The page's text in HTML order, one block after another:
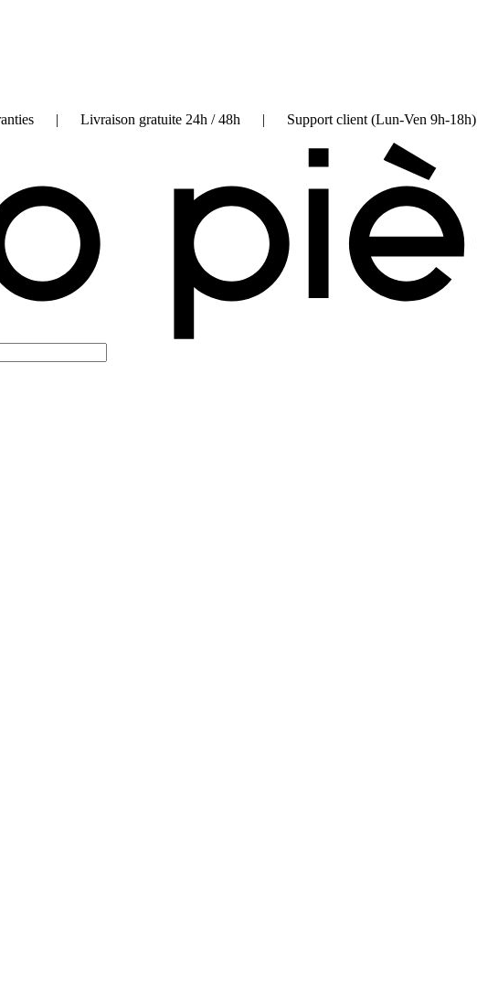
garanties | Livraison gratuite 24h / 48h | Support client (Lun-Ven 9h-18h)